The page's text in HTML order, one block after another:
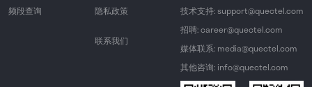
频段查询
隐私政策
联系我们
技术支持: support@quectel.com
招聘: career@quectel.com
媒体联系: media@quectel.com
其他咨询: info@quectel.com